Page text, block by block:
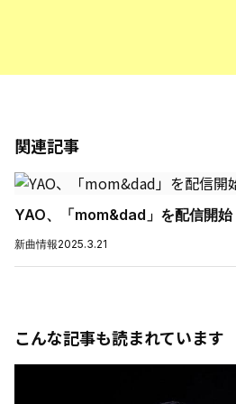
関連記事
YAO、「mom&dad」を配信開始
新曲情報2025.3.21
こんな記事も読まれています